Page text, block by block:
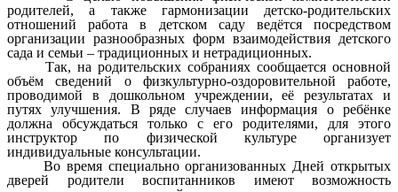
родителей, а также гармонизации детско-родительских
отношений работа в детском саду ведётся посредством
организации разнообразных форм взаимодействия детского
сада и семьи – традиционных и нетрадиционных.
Так, на родительских собраниях сообщается основной
объём сведений о физкультурно-оздоровительной работе,
проводимой в дошкольном учреждении, её результатах и
путях улучшения. В ряде случаев информация о ребёнке
должна обсуждаться только с его родителями, для этого
инструктор по физической культуре организует
индивидуальные консультации.
Во время специально организованных Дней открытых
дверей родители воспитанников имеют возможность